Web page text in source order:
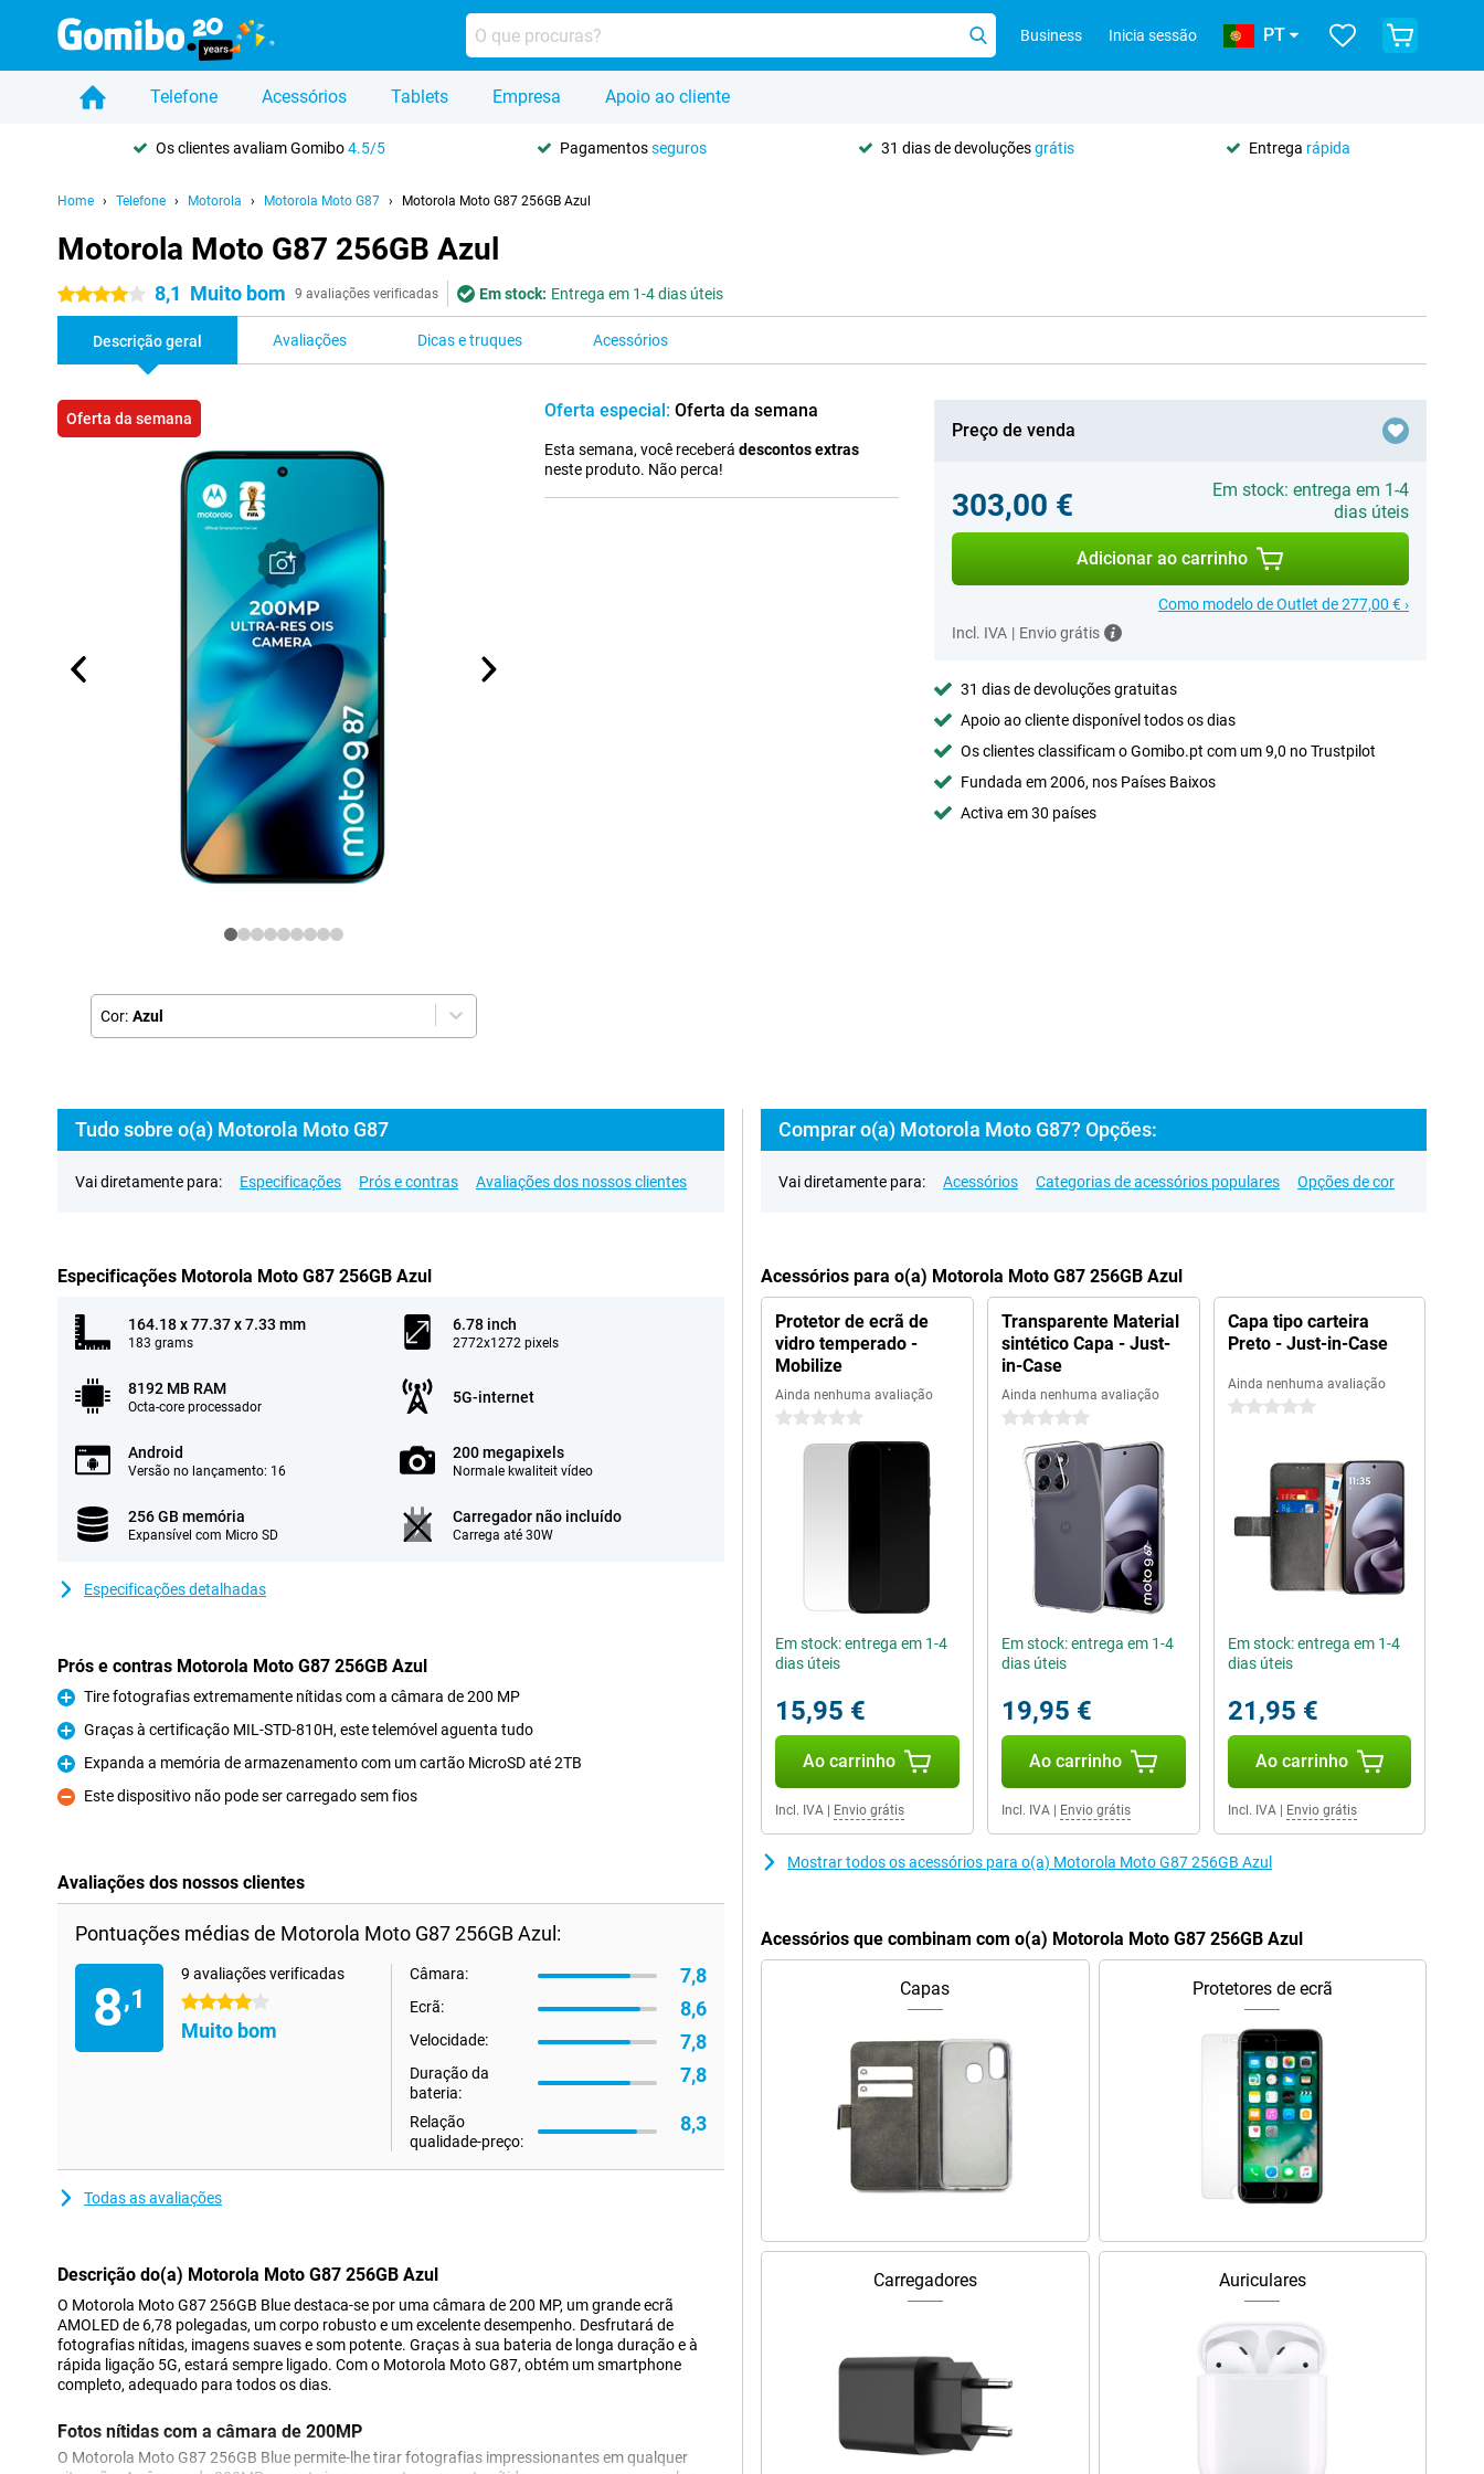
Business Inicia sessão PT
Telefone Acessórios Tablets Empresa Apoio ao cliente
Os clientes avaliam Gomibo4.5/5 Pagamentosseguros 31 dias de devoluçõesgrátis Entrega rápida
Home Telefone Motorola Motorola Moto G87 Motorola Moto G87 256GB Azul
Motorola Moto G87 256GB Azul
4 estrelas 8,1 Muito bom 9 avaliações verificadas Em stock: Entrega em 1-4 dias úteis
Descrição geral Avaliações Dicas e truques Acessórios
Oferta da semana
Cor: Azul
Oferta especial: Oferta da semana
Esta semana, você receberádescontos extras
neste produto. Não perca!
Preço de venda
303,00 €
Em stock: entrega em 1-4
dias úteis
Adicionar ao carrinho
Como modelo de Outlet de 277,00 € ›
Incl. IVA | Envio grátis
31 dias de devoluções gratuitas
Apoio ao cliente disponível todos os dias
Os clientes classificam o Gomibo.pt com um 9,0 no Trustpilot
Fundada em 2006, nos Países Baixos
Activa em 30 países
Tudo sobre o(a) Motorola Moto G87
Vai diretamente para: Especificações Prós e contras Avaliações dos nossos clientes
Especificações Motorola Moto G87 256GB Azul
164.18 x 77.37 x 7.33 mm
183 grams
6.78 inch
2772x1272 pixels
8192 MB RAM
Octa-core processador
5G-internet
Android
Versão no lançamento: 16
200 megapixels
Normale kwaliteit vídeo
256 GB memória
Expansível com Micro SD
Carregador não incluído
Carrega até 30W
Especificações detalhadas
Prós e contras Motorola Moto G87 256GB Azul
Prós
Tire fotografias extremamente nítidas com a câmara de 200 MP
Prós
Graças à certificação MIL-STD-810H, este telemóvel aguenta tudo
Prós
Expanda a memória de armazenamento com um cartão MicroSD até 2TB
Contras
Este dispositivo não pode ser carregado sem fios
Avaliações dos nossos clientes
Pontuações médias de Motorola Moto G87 256GB Azul:
8,1
9 avaliações verificadas
4 estrelas
Muito bom
Câmara: 7,8
Ecrã: 8,6
Velocidade: 7,8
Duração da
bateria:
7,8
Relação
qualidade-preço:
8,3
Todas as avaliações
Descrição do(a) Motorola Moto G87 256GB Azul
O Motorola Moto G87 256GB Blue destaca-se por uma câmara de 200 MP, um grande ecrã
AMOLED de 6,78 polegadas, um corpo robusto e um excelente desempenho. Desfrutará de
fotografias nítidas, imagens suaves e som potente. Graças à sua bateria de longa duração e à
rápida ligação 5G, estará sempre ligado. Com o Motorola Moto G87, obtém um smartphone
completo, adequado para todos os dias.
Fotos nítidas com a câmara de 200MP
O Motorola Moto G87 256GB Blue permite-lhe tirar fotografias impressionantes em qualquer
Comprar o(a) Motorola Moto G87? Opções:
Vai diretamente para: Acessórios Categorias de acessórios populares Opções de cor
Acessórios para o(a) Motorola Moto G87 256GB Azul
Protetor de ecrã de
vidro temperado -
Mobilize
Ainda nenhuma avaliação
0 estrelas
Em stock: entrega em 1-4
dias úteis
15,95 €
Ao carrinho
Incl. IVA Envio grátis
Transparente Material
sintético Capa - Just-
in-Case
Ainda nenhuma avaliação
0 estrelas
Em stock: entrega em 1-4
dias úteis
19,95 €
Ao carrinho
Incl. IVA| Envio grátis
Capa tipo carteira
Preto - Just-in-Case
Ainda nenhuma avaliação
0 estrelas
Em stock: entrega em 1-4
dias úteis
21,95 €
Ao carrinho
Incl. IVA| Envio grátis
Mostrar todos os acessórios para o(a) Motorola Moto G87 256GB Azul
Acessórios que combinam com o(a) Motorola Moto G87 256GB Azul
Capas Protetores de ecrã
Carregadores Auriculares